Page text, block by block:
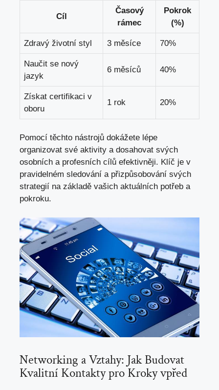
Cíl
Časový
rámec
Pokrok
‌(%)
Zdravý životní styl 3 měsíce 70%
Naučit se nový
jazyk
6 měsíců 40%
Získat certifikaci v
oboru
1 rok 20%
Pomocí těchto nástrojů‌ dokážete lépe
organizovat své aktivity ⁢a dosahovat svých
osobních a ⁣profesních cílů efektivněji. Klíč je v
pravidelném sledování a přizpůsobování svých
strategií ‌na základě vašich ⁣aktuálních potřeb a
pokroku.
Networking ⁢a⁤ Vztahy: Jak Budovat
Kvalitní​ Kontakty pro Kroky vpřed